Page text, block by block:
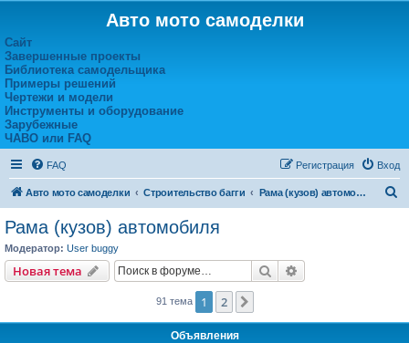
Авто мото самоделки
Сайт
Завершенные проекты
Библиотека самодельщика
Примеры решений
Чертежи и модели
Инструменты и оборудование
Зарубежные
ЧАВО или FAQ
FAQ Вход
Регистрация
Авто мото самоделки Строительство багги Рама (кузов) автомобиля
Рама (кузов) автомобиля
Модератор: User buggy
Новая тема Поиск
91 тема 1 2
Объявления